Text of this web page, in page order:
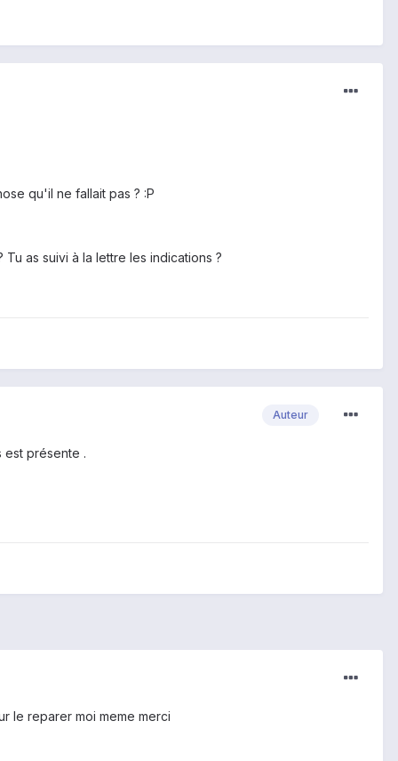
qu'il ne fallait pas ? :P
as suivi à la lettre les indications ?
Auteur
est présente .
le reparer moi meme merci